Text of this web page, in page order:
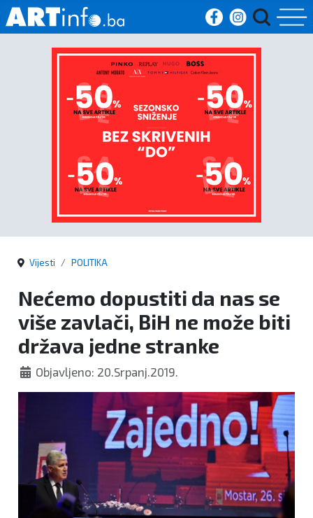
Početna
Vijesti
Kultura
Crna
kronika
Politika
Zanimljivosti
Vijesti POLITIKA
Nećemo dopustiti da nas se
više zavlači, BiH ne može biti
država jedne stranke
Objavljeno: 20.Srpanj.2019.